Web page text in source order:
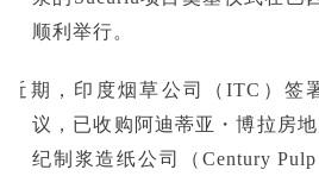
顺利举行。
近期，印度烟草公司（ITC）签
议，已收购阿迪蒂亚・博拉房
纪制浆造纸公司（Century